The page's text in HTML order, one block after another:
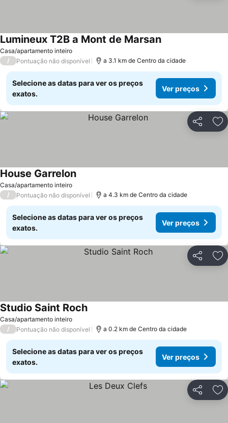
Casa/apartamento inteiro
Lumineux T2B a Mont de Marsan
/ Pontuação não disponível a 3.1 km de Centro da cidade
Selecione as datas para ver os preços
exatos.
Ver preços
Partilhar
Casa/apartamento inteiro
House Garrelon
/ Pontuação não disponível a 4.3 km de Centro da cidade
Selecione as datas para ver os preços
exatos.
Ver preços
Partilhar
Casa/apartamento inteiro
Studio Saint Roch
/ Pontuação não disponível a 0.2 km de Centro da cidade
Selecione as datas para ver os preços
exatos.
Ver preços
Partilhar